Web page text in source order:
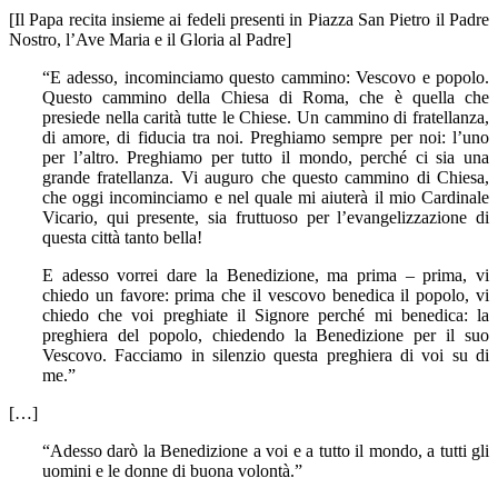
[Il Papa recita insieme ai fedeli presenti in Piazza San Pietro il Padre
Nostro, l’Ave Maria e il Gloria al Padre]
“E adesso, incominciamo questo cammino: Vescovo e popolo.
Questo cammino della Chiesa di Roma, che è quella che
presiede nella carità tutte le Chiese. Un cammino di fratellanza,
di amore, di fiducia tra noi. Preghiamo sempre per noi: l’uno
per l’altro. Preghiamo per tutto il mondo, perché ci sia una
grande fratellanza. Vi auguro che questo cammino di Chiesa,
che oggi incominciamo e nel quale mi aiuterà il mio Cardinale
Vicario, qui presente, sia fruttuoso per l’evangelizzazione di
questa città tanto bella!
E adesso vorrei dare la Benedizione, ma prima – prima, vi
chiedo un favore: prima che il vescovo benedica il popolo, vi
chiedo che voi preghiate il Signore perché mi benedica: la
preghiera del popolo, chiedendo la Benedizione per il suo
Vescovo. Facciamo in silenzio questa preghiera di voi su di
me.”
[…]
“Adesso darò la Benedizione a voi e a tutto il mondo, a tutti gli
uomini e le donne di buona volontà.”